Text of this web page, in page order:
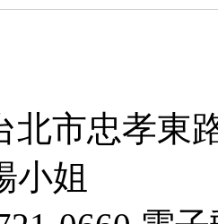
北市忠孝東
小姐